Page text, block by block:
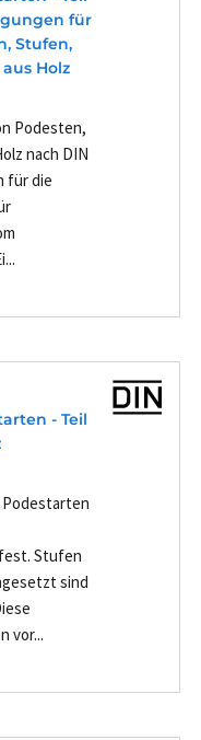
für
Stufen,
Holz
Podesten,
nach DIN
für die
- Teil
Podestarten
Stufen
sind
vor...